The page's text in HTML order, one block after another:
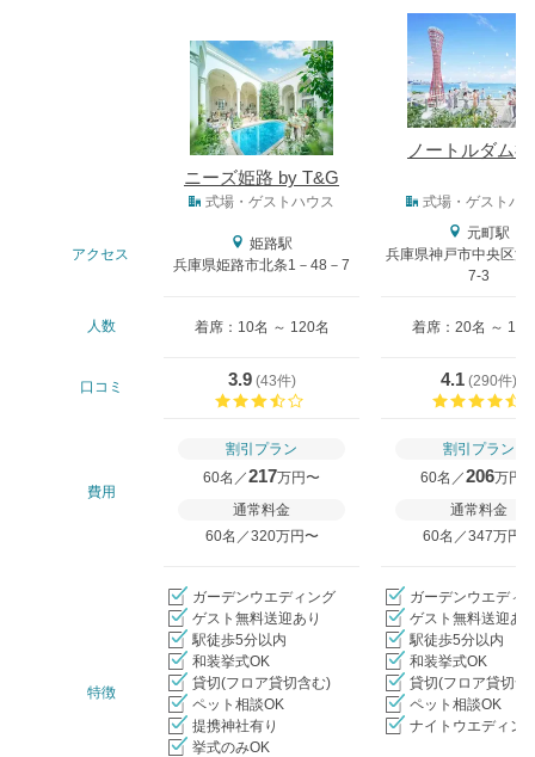
ニーズ姫路 by T&G
ノートルダム
式場・ゲストハウス 式場・ゲストハ
アクセス
姫路駅
兵庫県姫路市北条1－48－7
元町駅
兵庫県神戸市中央区波
7-3
人数 着席：10名 ～ 120名 着席：20名 ～ 180
口コミ 3.9(43件)
4.1 (290件)
費用
割引プラン
60名／217万円〜
通常料金
60名／320万円〜
割引プラン
60名／206万円
通常料金
60名／347万円〜
特徴
ガーデンウエディング
ゲスト無料送迎あり
駅徒歩5分以内
和装挙式OK
貸切(フロア貸切含む)
ペット相談OK
提携神社有り
挙式のみOK
ガーデンウエディ
ゲスト無料送迎あ
駅徒歩5分以内
和装挙式OK
貸切(フロア貸切含
ペット相談OK
ナイトウエディン